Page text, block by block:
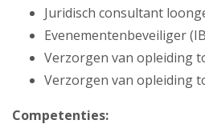
Juridisch consultant
Evenementenbeveiliger
Verzorgen van opleiding
Verzorgen van opleiding
Competenties: